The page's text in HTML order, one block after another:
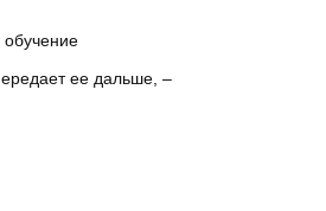
ее дальше, –